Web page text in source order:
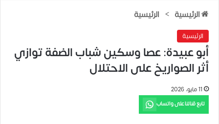
الرئيسية > الرئيسية
الرئيسية
أبو عبيدة: عصا وسكين شباب الضفة توازي
أثر الصواريخ على الاحتلال
11 مايو، 2026
تابع قناتنا على واتساب